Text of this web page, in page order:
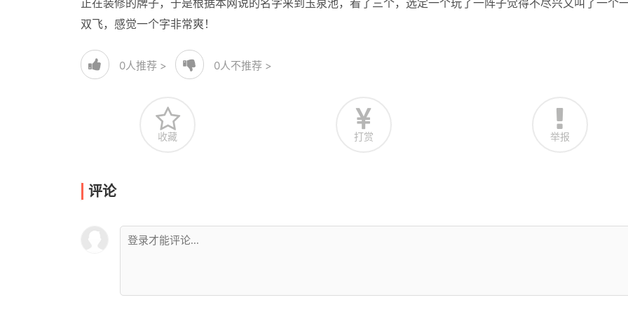
正在装修的牌子，于是根据本网说的名字来到玉泉池，看了三个，选定一个玩了一阵子觉得不尽兴又叫了一个
双飞，感觉一个字非常爽！
0人推荐 > 0人不推荐 >
收藏 打赏 举报
评论